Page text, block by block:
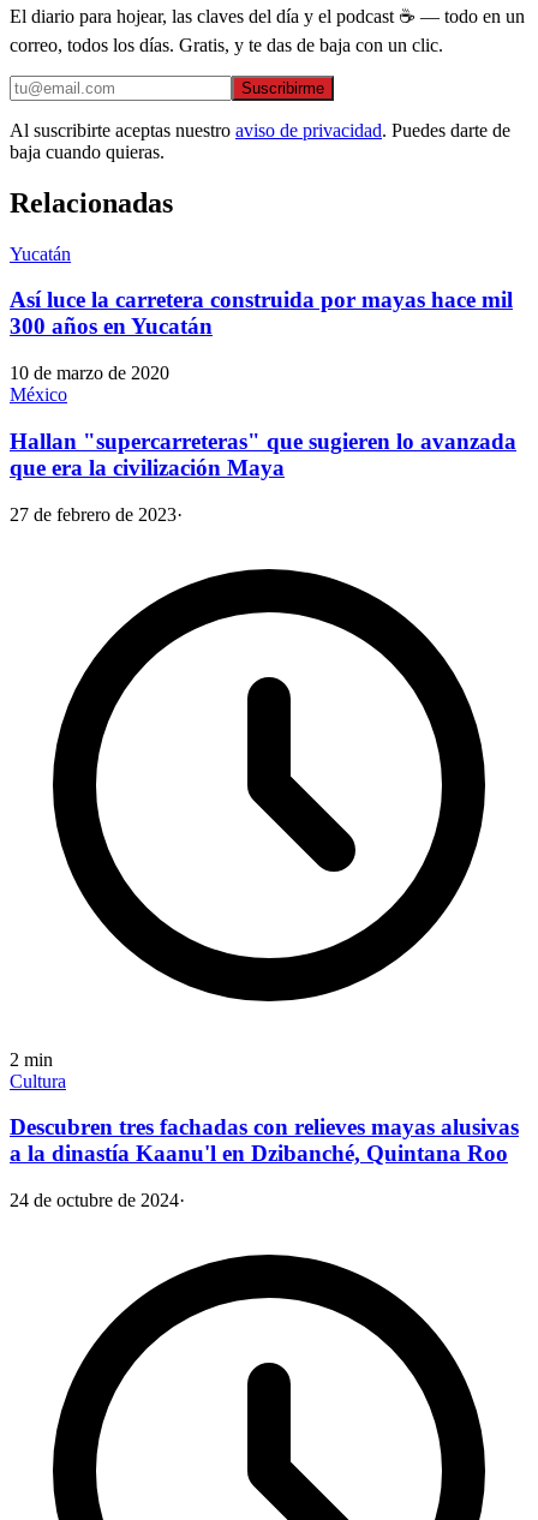
El diario para hojear, las claves del día y el podcast ☕ — todo en un
correo, todos los días. Gratis, y te das de baja con un clic.
Suscribirme
Al suscribirte aceptas nuestro aviso de privacidad. Puedes darte de
baja cuando quieras.
Relacionadas
Yucatán
Así luce la carretera construida por mayas hace mil
300 años en Yucatán
10 de marzo de 2020
México
Hallan "supercarreteras" que sugieren lo avanzada
que era la civilización Maya
27 de febrero de 2023·
2 min
Cultura
Descubren tres fachadas con relieves mayas alusivas
a la dinastía Kaanu'l en Dzibanché, Quintana Roo
24 de octubre de 2024·